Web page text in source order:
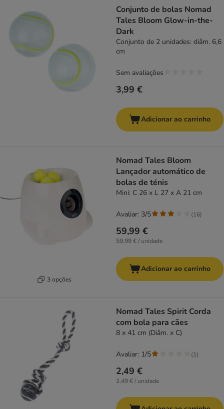
Conjunto de bolas Nomad
Tales Bloom Glow-in-the-
Dark
Conjunto de 2 unidades: diâm. 6,6
cm
3,99 €
Sem avaliações
Adicionar ao carrinho
3 opções
Nomad Tales Bloom
Lançador automático de
bolas de ténis
Mini: C 26 x L 27 x A 21 cm
59,99 €
59,99 € / unidade
Avaliar: 3/5 (16)
Adicionar ao carrinho
Nomad Tales Spirit Corda
com bola para cães
8 x 41 cm (Diâm. x C)
2,49 €
2,49 € / unidade
Avaliar: 1/5 (1)